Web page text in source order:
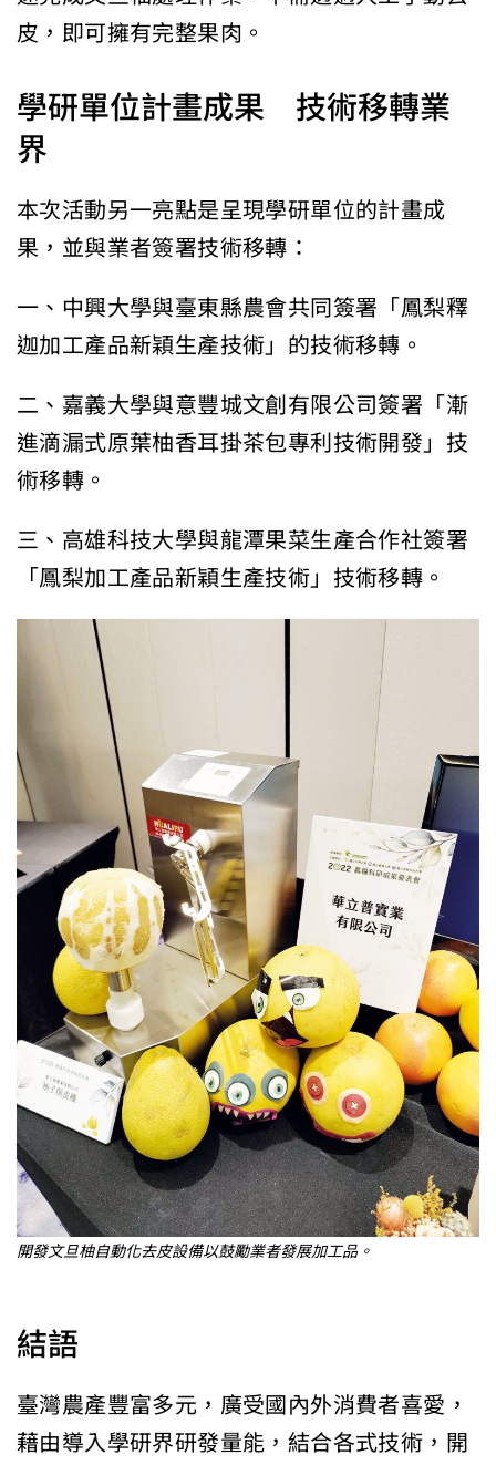
皮，即可擁有完整果肉。
學研單位計畫成果 技術移轉業
界
本次活動另一亮點是呈現學研單位的計畫成
果，並與業者簽署技術移轉：
一、中興大學與臺東縣農會共同簽署「鳳梨釋
迦加工產品新穎生產技術」的技術移轉。
二、嘉義大學與意豐城文創有限公司簽署「漸
進滴漏式原葉柚香耳掛茶包專利技術開發」技
術移轉。
三、高雄科技大學與龍潭果菜生產合作社簽署
「鳳梨加工產品新穎生產技術」技術移轉。
開發文旦柚自動化去皮設備以鼓勵業者發展加工品。
結語
臺灣農產豐富多元，廣受國內外消費者喜愛，
藉由導入學研界研發量能，結合各式技術，開